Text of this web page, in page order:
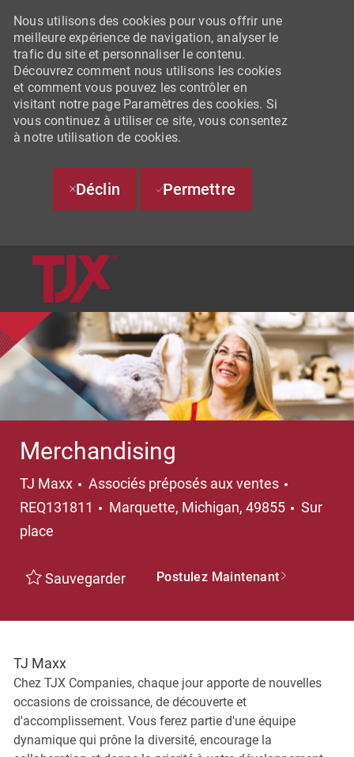
SKIP TO MAIN CONTENT
Nous utilisons des cookies pour vous offrir une
meilleure expérience de navigation, analyser le
trafic du site et personnaliser le contenu.
Découvrez comment nous utilisons les cookies
et comment vous pouvez les contrôler en
visitant notre page Paramètres des cookies. Si
vous continuez à utiliser ce site, vous consentez
à notre utilisation de cookies.
Déclin Permettre
Merchandising
TJ Maxx Catégorie
Associés préposés aux ventes
REQ131811
Emplacement
Marquette, Michigan, 49855
Sur
place
Sauvegarder Postulez Maintenant
TJ Maxx
Chez TJX Companies, chaque jour apporte de nouvelles
occasions de croissance, de découverte et
d'accomplissement. Vous ferez partie d'une équipe
dynamique qui prône la diversité, encourage la